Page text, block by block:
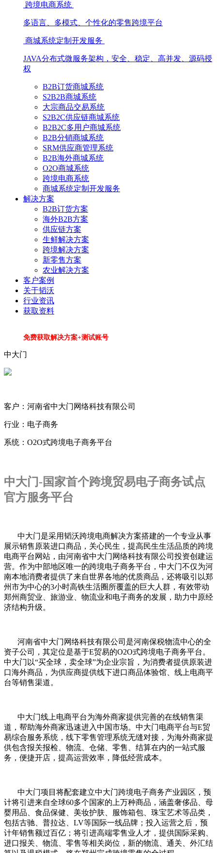
跨境电商系统
多语言、多模式、个性化的零售跨境平台
商城系统定制开发服务
JAVA分布式微服务架构，安全、稳定、高并发、源码授
权
B2B订货商城系统
S2B2B商城系统
大宗商品交易系统
S2B2C供应链商城系统
B2B2C多用户商城系统
B2B分销商城系统
SRM供应商管理系统
B2B海外商城系统
O2O商城系统
跨境电商系统
商城系统定制开发服务
解决方案
B2B订货方案
海外B2B方案
供应链方案
生鲜解决方案
跨境解决方案
新零售方案
农业解决方案
客户案例
关于韬沃
行业资讯
获取资料
免费获取解决方案+测试账号
中大门
客户：河南省中大门网络科技有限公司
行业：电子商务
系统：O2O式跨境电子商务平台
中大门-国家首个跨境贸易电子商务试点
官方服务平台
中大门是采用韬沃跨境电商解决方案搭建的一个专业从事
展示销售原装进口商品，关心民生，提高民生生活品质的跨境
电商平台网站，由河南省中大门网络科技有限公司投资创建运
营。作为中部地区唯一的跨境电子商务平台，中大门不仅为河
南本地消费者提供了来自世界各地的优质商品，还将吸引以郑
州市为中心的3小时高铁生活圈所覆盖的巨大人群，有效带动
郑州商贸业、旅游业、物流业和电子商务的发展，助力中原经
济结构升级。
河南省中大门网络科技有限公司是河南保税物流中心的全
资子公司，其定位是基于E贸易的O2O式跨境电子商务平台。
中大门以“买全球，卖全球”为企业宗旨，为消费者提供原装进
口海外商品，为供应商提供线下进口商品体验馆、线上电商平
台等销售渠道。
中大门线上电商平台为海外商家提供完善的在线销售渠
道，帮助海外商家迅速进入中国市场。中大门电商平台与E贸
易综合服务系统，线下零售管理系统无缝对接，为海外商家提
供包含报关报检、物流、仓储、零售、结算在内的一站式服
务，便捷开店，提高运营效率，降低经营成本。
中大门项目将配套建立中大门跨境电子商务产业园区，预
计将引进来自全球60多个国家的上万种商品，涵盖奢侈品、母
婴用品、食品保健、美妆护肤、服饰箱包、珠宝艺术等品类，
包括古驰、普拉达、LV等国际一线品牌；投入运营之后，预
计年销售额过百亿；将引进高端零售业人才，提供国际采购、
进口报关、物流、零售等相关岗位，新的物流、通关、外汇结